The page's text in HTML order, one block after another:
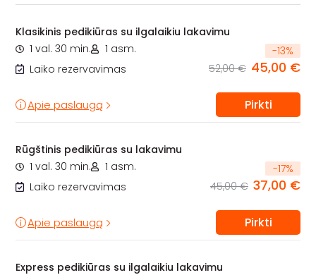
Klasikinis pedikiūras su ilgalaikiu lakavimu
1 val. 30 min.
1 asm.
Laiko rezervavimas
-13%
52,00 € 45,00 €
Apie paslaugą Pirkti
Rūgštinis pedikiūras su lakavimu
1 val. 30 min.
1 asm.
Laiko rezervavimas
-17%
45,00 € 37,00 €
Apie paslaugą Pirkti
Express pedikiūras su ilgalaikiu lakavimu